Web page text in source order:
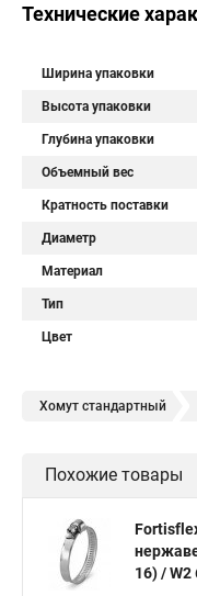
Технические
Ширина упаковки
Высота упаковки
Глубина упаковки
Объемный вес
Кратность поставки
Диаметр
Материал
Тип
Цвет
Хомут стандартный
Дюбель хомут для
Хомут усиливающий
Хомут червячный
Похожие товары
16) / W2